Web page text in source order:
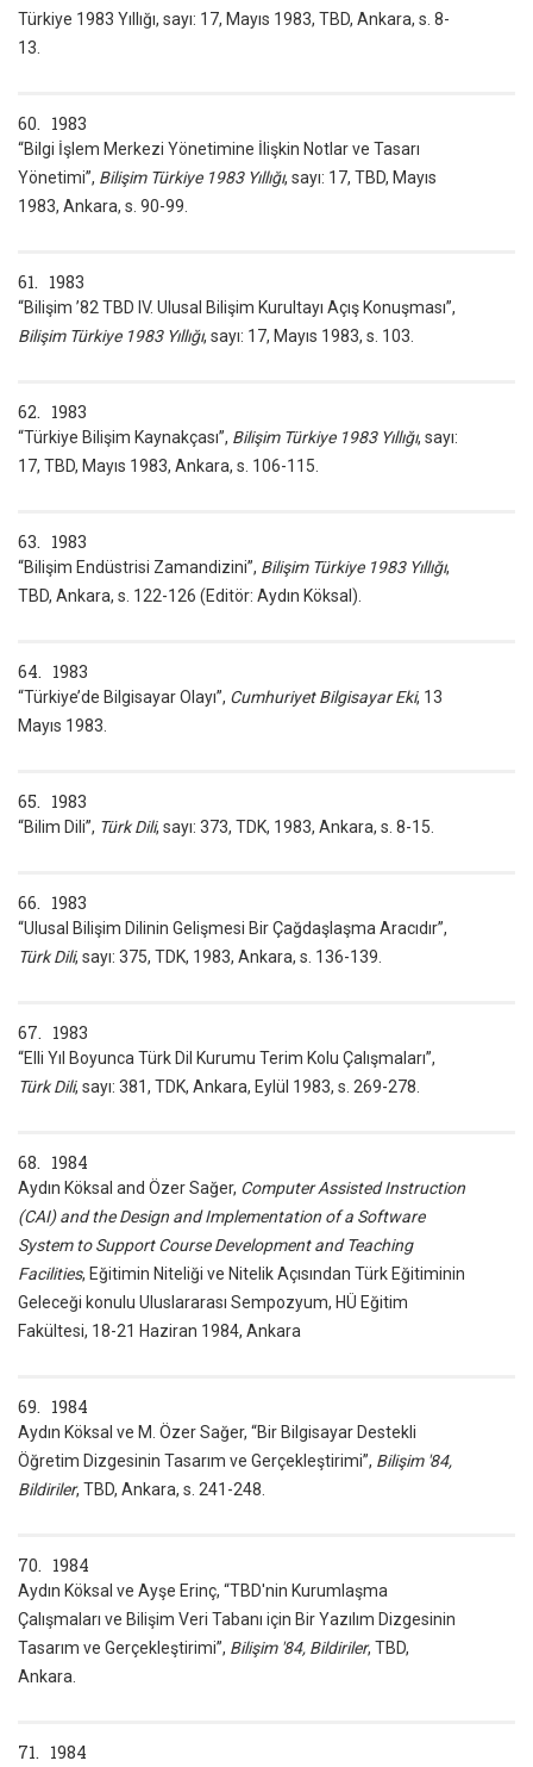
Türkiye 1983 Yıllığı, sayı: 17, Mayıs 1983, TBD, Ankara, s. 8-
13.
60. 1983
“Bilgi İşlem Merkezi Yönetimine İlişkin Notlar ve Tasarı
Yönetimi”, Bilişim Türkiye 1983 Yıllığı, sayı: 17, TBD, Mayıs
1983, Ankara, s. 90-99.
61. 1983
“Bilişim ’82 TBD IV. Ulusal Bilişim Kurultayı Açış Konuşması”,
Bilişim Türkiye 1983 Yıllığı, sayı: 17, Mayıs 1983, s. 103.
62. 1983
“Türkiye Bilişim Kaynakçası”, Bilişim Türkiye 1983 Yıllığı, sayı:
17, TBD, Mayıs 1983, Ankara, s. 106-115.
63. 1983
“Bilişim Endüstrisi Zamandizini”, Bilişim Türkiye 1983 Yıllığı,
TBD, Ankara, s. 122-126 (Editör: Aydın Köksal).
64. 1983
“Türkiye’de Bilgisayar Olayı”, Cumhuriyet Bilgisayar Eki, 13
Mayıs 1983.
65. 1983
“Bilim Dili”, Türk Dili, sayı: 373, TDK, 1983, Ankara, s. 8-15.
66. 1983
“Ulusal Bilişim Dilinin Gelişmesi Bir Çağdaşlaşma Aracıdır”,
Türk Dili, sayı: 375, TDK, 1983, Ankara, s. 136-139.
67. 1983
“Elli Yıl Boyunca Türk Dil Kurumu Terim Kolu Çalışmaları”,
Türk Dili, sayı: 381, TDK, Ankara, Eylül 1983, s. 269-278.
68. 1984
Aydın Köksal and Özer Sağer, Computer Assisted Instruction
(CAI) and the Design and Implementation of a Software
System to Support Course Development and Teaching
Facilities, Eğitimin Niteliği ve Nitelik Açısından Türk Eğitiminin
Geleceği konulu Uluslararası Sempozyum, HÜ Eğitim
Fakültesi, 18-21 Haziran 1984, Ankara
69. 1984
Aydın Köksal ve M. Özer Sağer, “Bir Bilgisayar Destekli
Öğretim Dizgesinin Tasarım ve Gerçekleştirimi”, Bilişim '84,
Bildiriler, TBD, Ankara, s. 241-248.
70. 1984
Aydın Köksal ve Ayşe Erinç, “TBD'nin Kurumlaşma
Çalışmaları ve Bilişim Veri Tabanı için Bir Yazılım Dizgesinin
Tasarım ve Gerçekleştirimi”, Bilişim '84, Bildiriler, TBD,
Ankara.
71. 1984